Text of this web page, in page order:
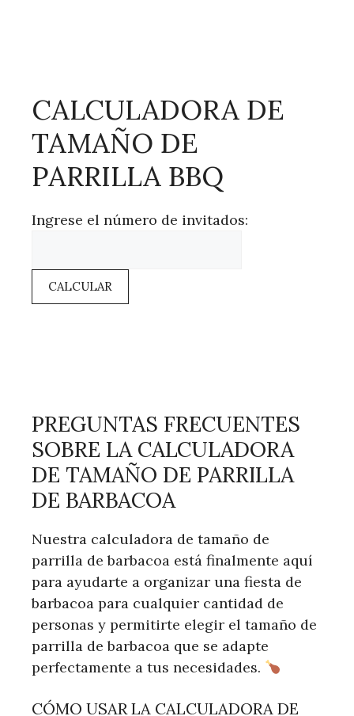
CALCULADORA DE
TAMAÑO DE
PARRILLA BBQ
Ingrese el número de invitados:
CALCULAR
PREGUNTAS FRECUENTES
SOBRE LA CALCULADORA
DE TAMAÑO DE PARRILLA
DE BARBACOA
Nuestra calculadora de tamaño de
parrilla de barbacoa está finalmente aquí
para ayudarte a organizar una fiesta de
barbacoa para cualquier cantidad de
personas y permitirte elegir el tamaño de
parrilla de barbacoa que se adapte
perfectamente a tus necesidades.
CÓMO USAR LA CALCULADORA DE